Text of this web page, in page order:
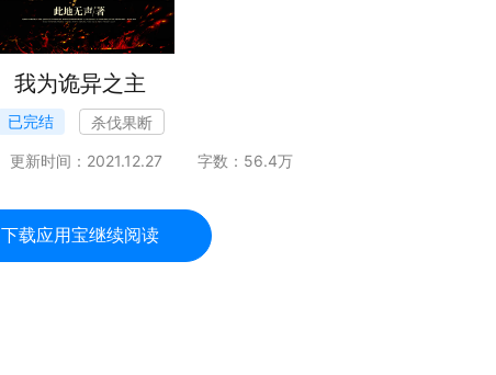
我为诡异之主
已完结 杀伐果断
更新时间： 2021.12.27 字数： 56.4万
下载应用宝继续阅读